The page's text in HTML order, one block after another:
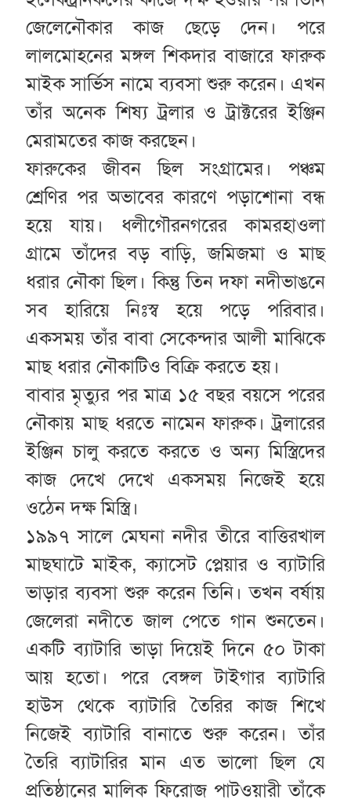
জেলেনৌকার কাজ ছেড়ে দেন। পরে
লালমোহনের মঙ্গল শিকদার বাজারে ফারুক
মাইক সার্ভিস নামে ব্যবসা শুরু করেন। এখন
তাঁর অনেক শিষ্য ট্রলার ও ট্রাক্টরের ইঞ্জিন
মেরামতের কাজ করছেন।
ফারুকের জীবন ছিল সংগ্রামের। পঞ্চম
শ্রেণির পর অভাবের কারণে পড়াশোনা বন্ধ
হয়ে যায়। ধলীগৌরনগরের কামরহাওলা
গ্রামে তাঁদের বড় বাড়ি, জমিজমা ও মাছ
ধরার নৌকা ছিল। কিন্তু তিন দফা নদীভাঙনে
সব হারিয়ে নিঃস্ব হয়ে পড়ে পরিবার।
একসময় তাঁর বাবা সেকেন্দার আলী মাঝিকে
মাছ ধরার নৌকাটিও বিক্রি করতে হয়।
বাবার মৃত্যুর পর মাত্র ১৫ বছর বয়সে পরের
নৌকায় মাছ ধরতে নামেন ফারুক। ট্রলারের
ইঞ্জিন চালু করতে করতে ও অন্য মিস্ত্রিদের
কাজ দেখে দেখে একসময় নিজেই হয়ে
ওঠেন দক্ষ মিস্ত্রি।
১৯৯৭ সালে মেঘনা নদীর তীরে বাত্তিরখাল
মাছঘাটে মাইক, ক্যাসেট প্লেয়ার ও ব্যাটারি
ভাড়ার ব্যবসা শুরু করেন তিনি। তখন বর্ষায়
জেলেরা নদীতে জাল পেতে গান শুনতেন।
একটি ব্যাটারি ভাড়া দিয়েই দিনে ৫০ টাকা
আয় হতো। পরে বেঙ্গল টাইগার ব্যাটারি
হাউস থেকে ব্যাটারি তৈরির কাজ শিখে
নিজেই ব্যাটারি বানাতে শুরু করেন। তাঁর
তৈরি ব্যাটারির মান এত ভালো ছিল যে
প্রতিষ্ঠানের মালিক ফিরোজ পাটওয়ারী তাঁকে